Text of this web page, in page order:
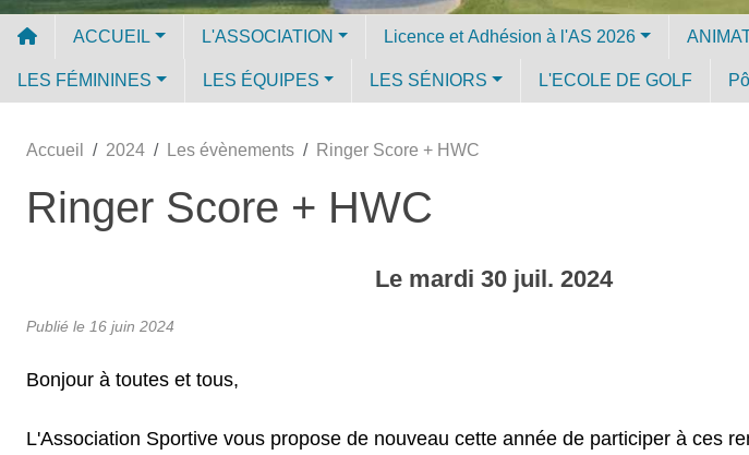
ACCUEIL L'ASSOCIATION Licence et Adhésion à l'AS 2026
LES FÉMININES LES ÉQUIPES LES SÉNIORS L'ECOLE DE GOLF
Accueil 2024 Les évènements Ringer Score + HWC
Ringer Score + HWC
Le mardi30 juil. 2024
Publié le 16 juin 2024
Bonjour à toutes et tous,
L'Association Sportive vous propose de nouveau cette année de participer à ces